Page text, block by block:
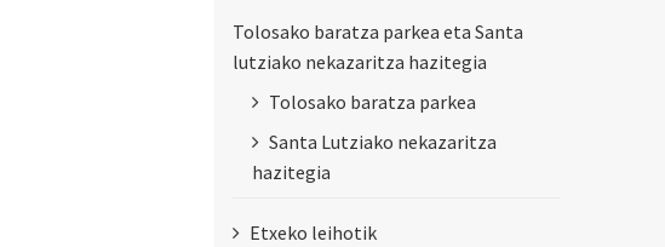
Tolosako baratza parkea eta Santa
lutziako nekazaritza hazitegia
Tolosako baratza parkea
Santa Lutziako nekazaritza
hazitegia
Etxeko leihotik